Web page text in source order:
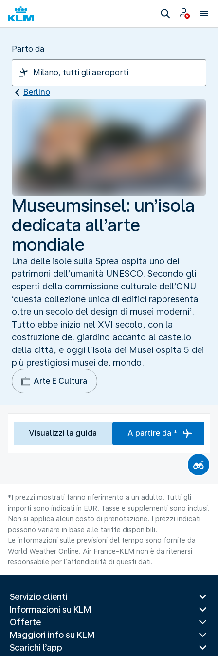
Parto da
Berlino
Museumsinsel: un’isola
dedicata all’arte
mondiale
Una delle isole sulla Sprea ospita uno dei
patrimoni dell’umanità UNESCO. Secondo gli
esperti della commissione culturale dell’ONU
‘questa collezione unica di edifici rappresenta
oltre un secolo del design di musei moderni’.
Tutto ebbe inizio nel XVI secolo, con la
costruzione del giardino accanto al castello
della città, e oggi l’Isola dei Musei ospita 5 dei
più prestigiosi musei del mondo.
Arte E Cultura
Visualizzi la guida A partire da *
*I prezzi mostrati fanno riferimento a un adulto. Tutti gli
importi sono indicati in EUR. Tasse e supplementi sono inclusi.
Non si applica alcun costo di prenotazione. I prezzi indicati
possono variare in base alle tariffe disponibili.
Le informazioni sulle previsioni del tempo sono fornite da
World Weather Online. Air France-KLM non è da ritenersi
responsabile per l’attendibilità di questi dati.
Servizio clienti
Informazioni su KLM
Offerte
Maggiori info su KLM
Scarichi l’app